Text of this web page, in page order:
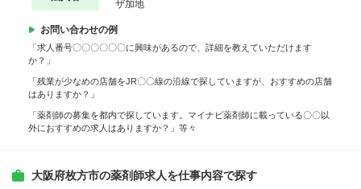
ザ加地
お問い合わせの例
「求人番号〇〇〇〇〇〇に興味があるので、詳細を教えていただけます
か？」
「残業が少なめの店舗をJR〇〇線の沿線で探していますが、おすすめの店舗
はありますか？」
「薬剤師の募集を都内で探しています。マイナビ薬剤師に載っている〇〇以
外におすすめの求人はありますか？」等々
大阪府枚方市の薬剤師求人を仕事内容で探す